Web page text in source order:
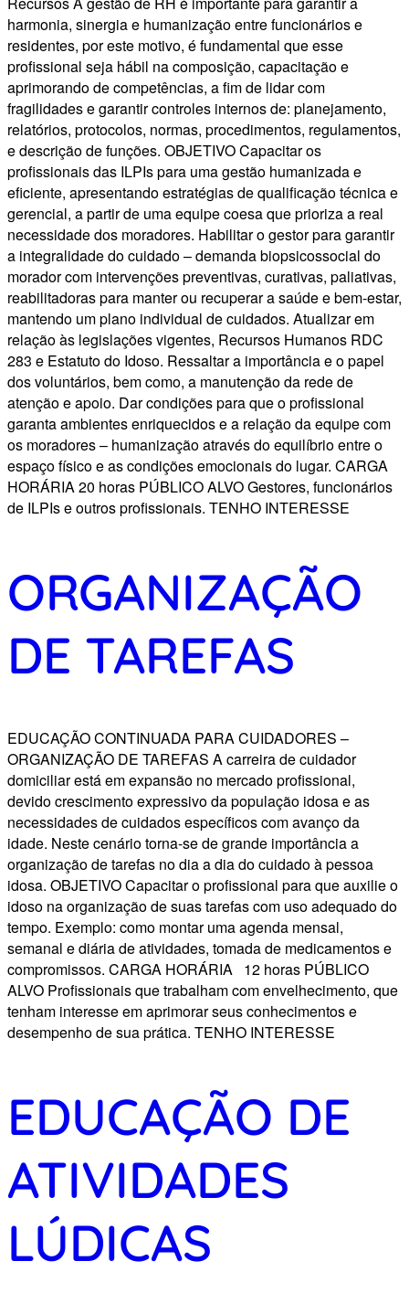
harmonia, sinergia e humanização entre funcionários e
residentes, por este motivo, é fundamental que esse
profissional seja hábil na composição, capacitação e
aprimorando de competências, a fim de lidar com
fragilidades e garantir controles internos de: planejamento,
relatórios, protocolos, normas, procedimentos, regulamentos,
e descrição de funções. OBJETIVO Capacitar os
profissionais das ILPIs para uma gestão humanizada e
eficiente, apresentando estratégias de qualificação técnica e
gerencial, a partir de uma equipe coesa que prioriza a real
necessidade dos moradores. Habilitar o gestor para garantir
a integralidade do cuidado – demanda biopsicossocial do
morador com intervenções preventivas, curativas, paliativas,
reabilitadoras para manter ou recuperar a saúde e bem-estar,
mantendo um plano individual de cuidados. Atualizar em
relação às legislações vigentes, Recursos Humanos RDC
283 e Estatuto do Idoso. Ressaltar a importância e o papel
dos voluntários, bem como, a manutenção da rede de
atenção e apoio. Dar condições para que o profissional
garanta ambientes enriquecidos e a relação da equipe com
os moradores – humanização através do equilíbrio entre o
espaço físico e as condições emocionais do lugar. CARGA
HORÁRIA 20 horas PÚBLICO ALVO Gestores, funcionários
de ILPIs e outros profissionais. TENHO INTERESSE
ORGANIZAÇÃO
DE TAREFAS
EDUCAÇÃO CONTINUADA PARA CUIDADORES –
ORGANIZAÇÃO DE TAREFAS A carreira de cuidador
domiciliar está em expansão no mercado profissional,
devido crescimento expressivo da população idosa e as
necessidades de cuidados específicos com avanço da
idade. Neste cenário torna-se de grande importância a
organização de tarefas no dia a dia do cuidado à pessoa
idosa. OBJETIVO Capacitar o profissional para que auxilie o
idoso na organização de suas tarefas com uso adequado do
tempo. Exemplo: como montar uma agenda mensal,
semanal e diária de atividades, tomada de medicamentos e
compromissos. CARGA HORÁRIA 12 horas PÚBLICO
ALVO Profissionais que trabalham com envelhecimento, que
tenham interesse em aprimorar seus conhecimentos e
desempenho de sua prática. TENHO INTERESSE
EDUCAÇÃO DE
ATIVIDADES
LÚDICAS